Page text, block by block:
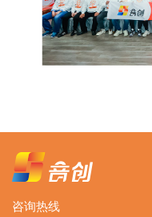
咨询热线